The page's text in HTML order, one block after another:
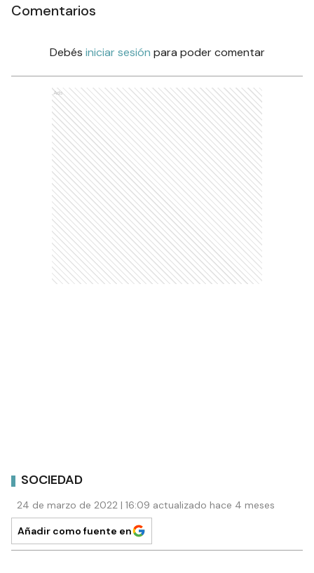
Comentarios
Debés iniciar sesión para poder comentar
Ads
SOCIEDAD
24 de marzo de 2022 | 16:09 actualizado hace 4 meses
Añadir como fuente en